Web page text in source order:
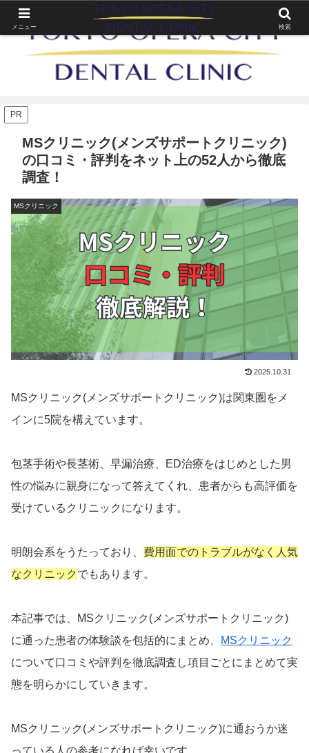
PR
MSクリニック(メンズサポートクリニック)
の口コミ・評判をネット上の52人から徹底
調査！
MSクリニック
2025.10.31
MSクリニック(メンズサポートクリニック)は関東圏をメ
インに5院を構えています。
包茎手術や長茎術、早漏治療、ED治療をはじめとした男
性の悩みに親身になって答えてくれ、患者からも高評価を
受けているクリニックになります。
明朗会系をうたっており、 費用面でのトラブルがなく人気
なクリニック でもあります。
本記事では、MSクリニック(メンズサポートクリニック)
に通った患者の体験談を包括的にまとめ、
MSクリニック
について口コミや評判を徹底調査し項目ごとにまとめて実
態を明らかにしていきます。
MSクリニック(メンズサポートクリニック)に通おうか迷
っている人の参考になれば幸いです。
メニュー 検索